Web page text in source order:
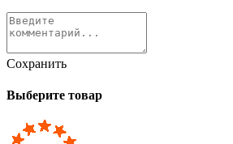
Сохранить
Выберите товар